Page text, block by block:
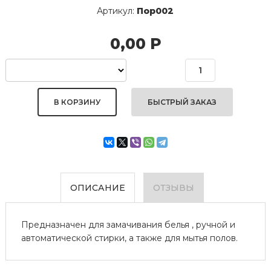
Артикул: Пор002
0,00 Р
БЫСТРЫЙ ЗАКАЗ
ОПИСАНИЕ ОТЗЫВЫ
Предназначен для замачивания белья , ручной и
автоматической стирки, а также для мытья полов.